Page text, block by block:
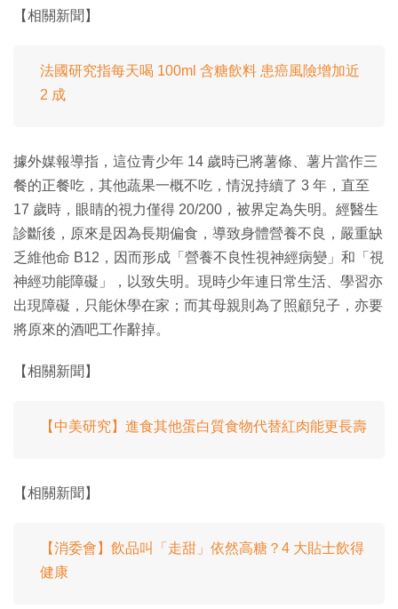
【相關新聞】
法國研究指每天喝 100ml 含糖飲料 患癌風險增加近
2 成
據外媒報導指，這位青少年 14 歲時已將薯條、薯片當作三
餐的正餐吃，其他蔬果一概不吃，情況持續了 3 年，直至
17 歲時，眼睛的視力僅得 20/200，被界定為失明。經醫生
診斷後，原來是因為長期偏食，導致身體營養不良，嚴重缺
乏維他命 B12，因而形成「營養不良性視神經病變」和「視
神經功能障礙」，以致失明。現時少年連日常生活、學習亦
出現障礙，只能休學在家；而其母親則為了照顧兒子，亦要
將原來的酒吧工作辭掉。
【相關新聞】
【中美研究】進食其他蛋白質食物代替紅肉能更長壽
【相關新聞】
【消委會】飲品叫「走甜」依然高糖？4 大貼士飲得
健康